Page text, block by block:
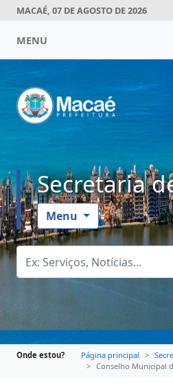
MACAÉ, 07 DE AGOSTO DE 2026
MENU
Secretaria
Menu
Onde estou? Página principal
Conselho Municipal